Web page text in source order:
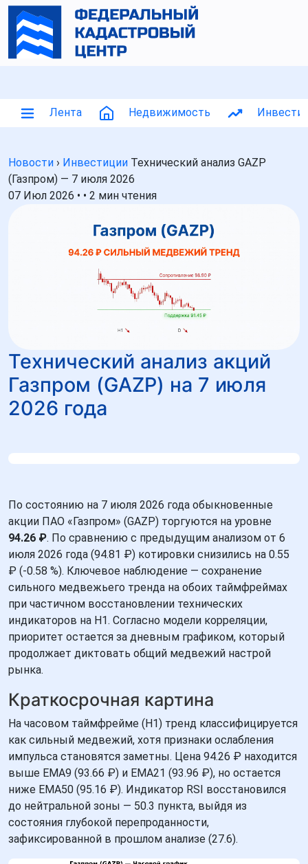
Лента Недвижимость
Новости › Инвестиции Технический анализ GAZP
(Газпром) — 7 июля 2026
07 Июл 2026 • • 2 мин чтения
Технический анализ акций
Газпром (GAZP) на 7 июля
2026 года
По состоянию на 7 июля 2026 года обыкновенные
акции ПАО «Газпром» (GAZP) торгуются на уровне
94.26 ₽. По сравнению с предыдущим анализом от 6
июля 2026 года (94.81 ₽) котировки снизились на 0.55
₽ (-0.58 %). Ключевое наблюдение — сохранение
сильного медвежьего тренда на обоих таймфреймах
при частичном восстановлении технических
индикаторов на H1. Согласно модели корреляции,
приоритет остается за дневным графиком, который
продолжает диктовать общий медвежий настрой
рынка.
Краткосрочная картина
На часовом таймфрейме (H1) тренд классифицируется
как сильный медвежий, хотя признаки ослабления
импульса становятся заметны. Цена 94.26 ₽ находится
выше EMA9 (93.66 ₽) и EMA21 (93.96 ₽), но остается
ниже EMA50 (95.16 ₽). Индикатор RSI восстановился
до нейтральной зоны — 50.3 пункта, выйдя из
состояния глубокой перепроданности,
зафиксированной в прошлом анализе (27.6).